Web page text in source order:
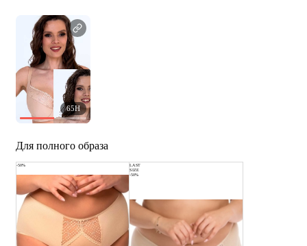
65H
Для полного образа
-50%
LAST
SIZE
-50%